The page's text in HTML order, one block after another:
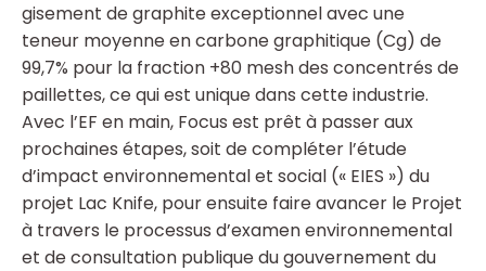
gisement de graphite exceptionnel avec une
teneur moyenne en carbone graphitique (Cg) de
99,7% pour la fraction +80 mesh des concentrés de
paillettes, ce qui est unique dans cette industrie.
Avec l’EF en main, Focus est prêt à passer aux
prochaines étapes, soit de compléter l’étude
d’impact environnemental et social (« EIES ») du
projet Lac Knife, pour ensuite faire avancer le Projet
à travers le processus d’examen environnemental
et de consultation publique du gouvernement du